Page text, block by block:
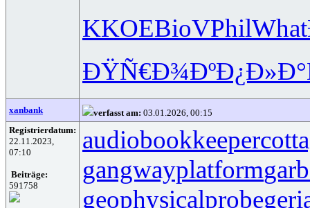
KKOEBioVPhilWhat
ÐŸÑ€Ð¾Ðº
xanbank verfasst am: 03.01.2026, 00:15
Registrierdatum:
22.11.2023,
07:10
Beiträge:
591758
audiobookkeeper
gangwayplatform
geophysicalprobe